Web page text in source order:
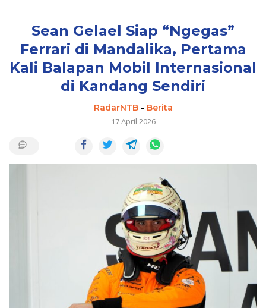
Sean Gelael Siap “Ngegas”
Ferrari di Mandalika, Pertama
Kali Balapan Mobil Internasional
di Kandang Sendiri
RadarNTB- Berita
17 April 2026